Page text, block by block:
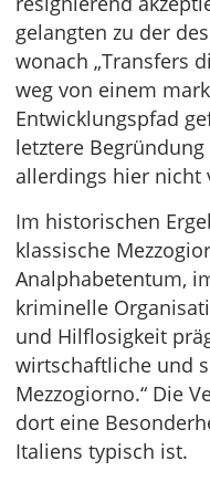
gelangten zu der
wonach „Transfers
weg von einem
Entwicklungspfad
letztere
allerdings hier nicht
Im historischen
klassische
Analphabetentum,
kriminelle
und Hilflosigkeit
wirtschaftliche und
Mezzogiorno.“ Die
dort eine
Italiens typisch ist.